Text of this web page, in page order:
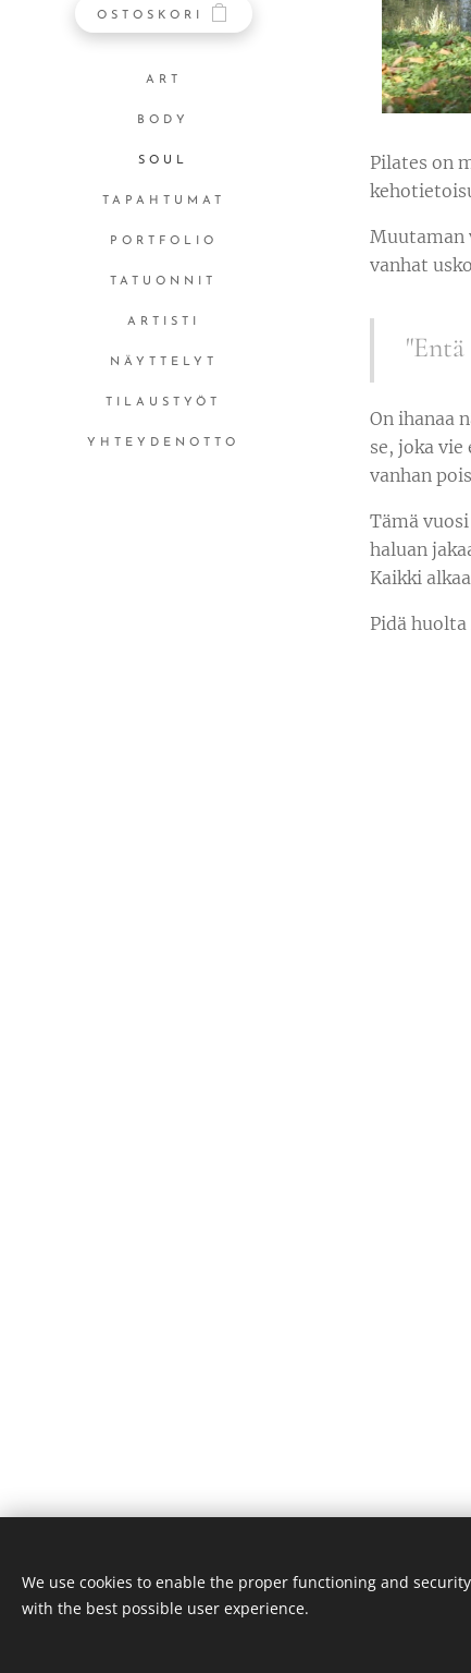
OSTOSKORI
ART
BODY
SOUL
TAPAHTUMAT
PORTFOLIO
TATUONNIT
ARTISTI
NÄYTTELYT
TILAUSTYÖT
YHTEYDENOTTO
Pilates on
Muutaman
vanhat
On ihanaa
se, joka
vanhan
Tämä
haluan
Kaikki
Pidä
© 2023 Kaikki oikeudet
pidätetään
We use cookies to enable the proper functioning and
with the best possible user experience.